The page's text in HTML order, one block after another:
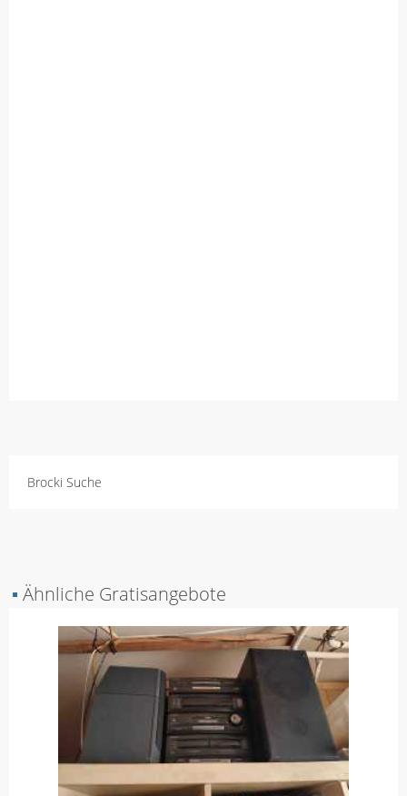
Brocki Suche
▪ Ähnliche Gratisangebote